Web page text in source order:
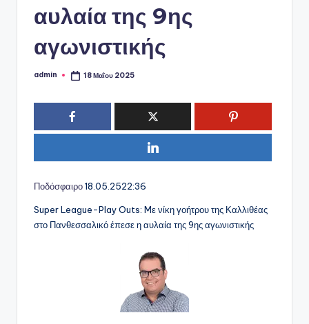
αυλαία της 9ης
αγωνιστικής
Συγγραφέας:
admin 18 Μαΐου 2025
Ποδόσφαιρο18.05.2522:36
Super League-Play Outs: Mε νίκη γοήτρου της Καλλιθέας
στο Πανθεσσαλικό έπεσε η αυλαία της 9ης αγωνιστικής